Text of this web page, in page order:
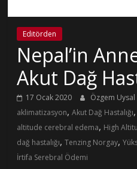
Editörden
Nepal’in
Akut Dağ
17 Ocak 2020 Özgem Uysal
aklimatizasyon,Akut Dağ Hastalığı,
altitude cerebral edema, High
dağ hastalığı,Tenzing Norgay,
İrtifa Serebral Ödemi